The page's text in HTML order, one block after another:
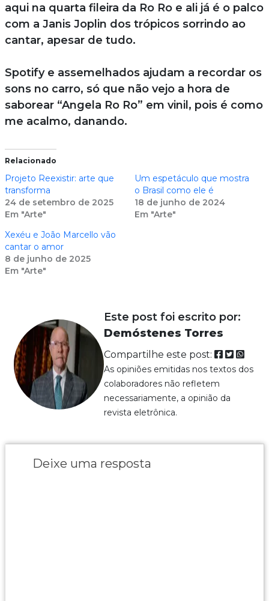
aqui na quarta fileira da Ro Ro e ali já é o palco
com a Janis Joplin dos trópicos sorrindo ao
cantar, apesar de tudo.
Spotify e assemelhados ajudam a recordar os
sons no carro, só que não vejo a hora de
saborear “Angela Ro Ro” em vinil, pois é como
me acalmo, danando.
Relacionado
Projeto Reexistir: arte que
transforma
24 de setembro de 2025
Em "Arte"
Um espetáculo que mostra
o Brasil como ele é
18 de junho de 2024
Em "Arte"
Xexéu e João Marcello vão
cantar o amor
8 de junho de 2025
Em "Arte"
Este post foi escrito por:
Demóstenes Torres
Compartilhe este post:
As opiniões emitidas nos textos dos
colaboradores não refletem
necessariamente, a opinião da
revista eletrônica.
Deixe uma resposta